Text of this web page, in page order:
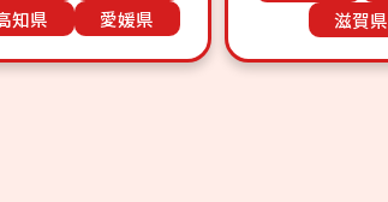
滋賀県
知県
愛媛県